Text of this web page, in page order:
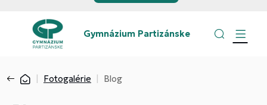
Gymnázium Partizánske
Fotogalérie Blog